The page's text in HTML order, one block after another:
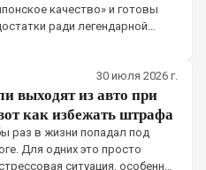
качество» и готовы
ради легендарной
осмеянными,
30 июля 2026 г.
выходят из авто при
как избежать штрафа
раз в жизни попадал под
Для одних это просто
ситуация, особенно